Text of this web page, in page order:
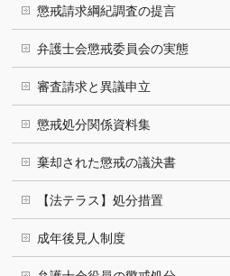
懲戒請求綱紀調査の提言
弁護士会懲戒委員会の実態
審査請求と異議申立
懲戒処分関係資料集
棄却された懲戒の議決書
【法テラス】処分措置
成年後見人制度